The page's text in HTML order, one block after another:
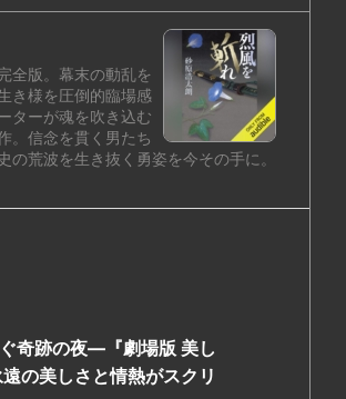
全版。幕末の動乱を
き様を圧倒的臨場感
ターが魂を吹き込む
。信念を貫く男たち
の荒波を生き抜く勇姿を今その手に。
奇跡の夜―『劇場版 美し
の美しさと情熱がスクリ